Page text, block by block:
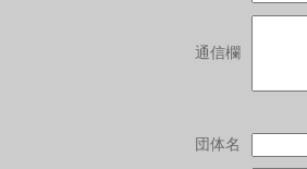
通信欄
団体名